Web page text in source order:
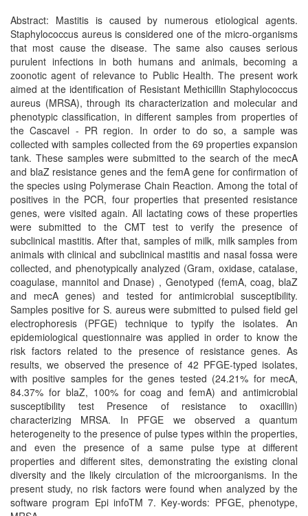
Abstract: Mastitis is caused by numerous etiological agents.
Staphylococcus aureus is considered one of the micro-organisms
that most cause the disease. The same also causes serious
purulent infections in both humans and animals, becoming a
zoonotic agent of relevance to Public Health. The present work
aimed at the identification of Resistant Methicillin Staphylococcus
aureus (MRSA), through its characterization and molecular and
phenotypic classification, in different samples from properties of
the Cascavel - PR region. In order to do so, a sample was
collected with samples collected from the 69 properties expansion
tank. These samples were submitted to the search of the mecA
and blaZ resistance genes and the femA gene for confirmation of
the species using Polymerase Chain Reaction. Among the total of
positives in the PCR, four properties that presented resistance
genes, were visited again. All lactating cows of these properties
were submitted to the CMT test to verify the presence of
subclinical mastitis. After that, samples of milk, milk samples from
animals with clinical and subclinical mastitis and nasal fossa were
collected, and phenotypically analyzed (Gram, oxidase, catalase,
coagulase, mannitol and Dnase) , Genotyped (femA, coag, blaZ
and mecA genes) and tested for antimicrobial susceptibility.
Samples positive for S. aureus were submitted to pulsed field gel
electrophoresis (PFGE) technique to typify the isolates. An
epidemiological questionnaire was applied in order to know the
risk factors related to the presence of resistance genes. As
results, we observed the presence of 42 PFGE-typed isolates,
with positive samples for the genes tested (24.21% for mecA,
84.37% for blaZ, 100% for coag and femA) and antimicrobial
susceptibility test Presence of resistance to oxacillin)
characterizing MRSA. In PFGE we observed a quantum
heterogeneity to the presence of pulse types within the properties,
and even the presence of a same pulse type at different
properties and different sites, demonstrating the existing clonal
diversity and the likely circulation of the microorganisms. In the
present study, no risk factors were found when analyzed by the
software program Epi infoTM 7. Key-words: PFGE, phenotype,